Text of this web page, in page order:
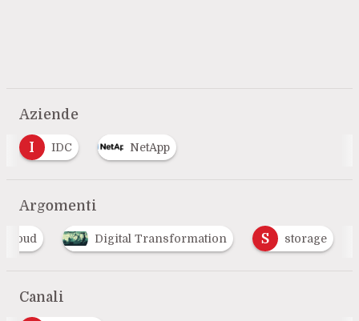
Aziende
I IDC NetApp
Argomenti
cloud Digital Transformation S storage
Canali